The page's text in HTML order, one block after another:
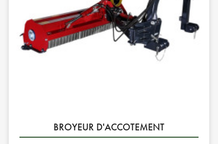
BROYEUR D'ACCOTEMENT